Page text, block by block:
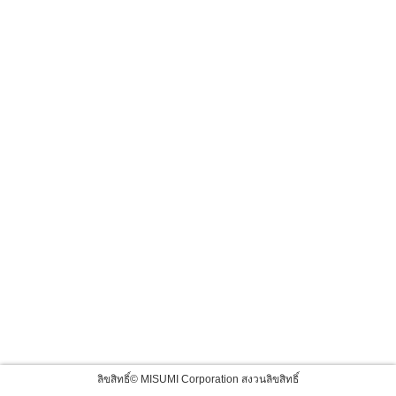
ลิขสิทธิ์© MISUMI Corporation สงวนลิขสิทธิ์